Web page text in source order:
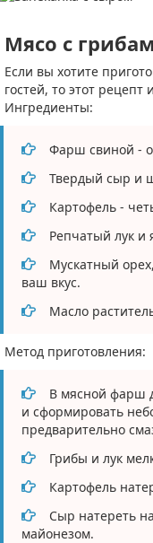
Мясо с
Если вы хотите
гостей, то этот рецепт
Ингредиенты:
Фарш свиной -
Твердый сыр и
Картофель -
Репчатый лук и
Мускатный
ваш вкус.
Масло
Метод приготовления:
В мясной фарш
и сформировать
предварительно
Грибы и лук
Картофель
Сыр натереть
майонезом.